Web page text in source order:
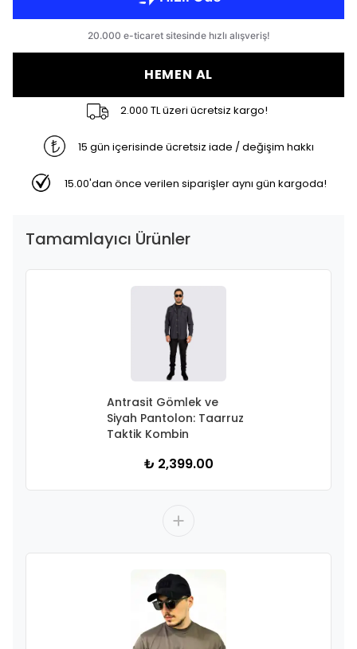
HEMEN AL
2.000 TL üzeri ücretsiz kargo!
15 gün içerisinde ücretsiz iade / değişim hakkı
15.00'dan önce verilen siparişler aynı gün kargoda!
Tamamlayıcı Ürünler
Antrasit Gömlek ve
Siyah Pantolon: Taarruz
Taktik Kombin
₺ 2,399.00